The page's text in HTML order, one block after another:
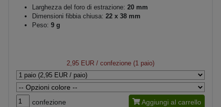
Larghezza del foro di estrazione: 20 mm
Dimensioni fibbia chiusa: 22 x 38 mm
Peso: 9 g
2,95 EUR / confezione (1 paio)
confezione Aggiungi al carrello